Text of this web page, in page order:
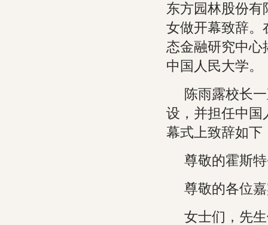
东方园林股份有
女做开幕致辞。
态金融研究中心
中国人民大学。
陈雨露校长
设，并担任中国
幕式上致辞如下
尊敬的霍斯
尊敬的各位
女士们，先